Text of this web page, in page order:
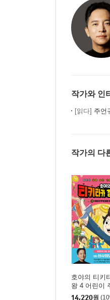
작가와 인
[읽다] 주언
작가의 다
호야의 티키
왕 4 어린이
드디어 시작
14,220원